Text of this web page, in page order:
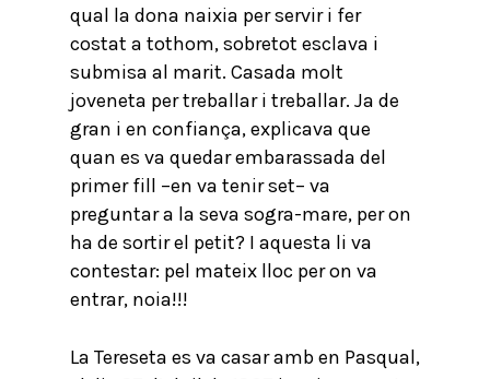
qual la dona naixia per servir i fer
costat a tothom, sobretot esclava i
submisa al marit. Casada molt
joveneta per treballar i treballar. Ja de
gran i en confiança, explicava que
quan es va quedar embarassada del
primer fill –en va tenir set– va
preguntar a la seva sogra-mare, per on
ha de sortir el petit? I aquesta li va
contestar: pel mateix lloc per on va
entrar, noia!!!
La Tereseta es va casar amb en Pasqual,